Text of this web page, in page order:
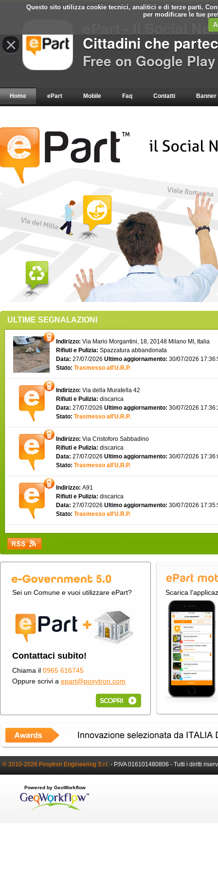
Questo sito utilizza cookie tecnici, analitici e di terze parti.
per modificare le tue
Home ePart Mobile Faq Contatti Banner
ULTIME SEGNALAZIONI
Indirizzo: Via Mario Morgantini, 18, 20148 Milano MI, Italia
Rifiuti e Pulizia: Spazzatura abbandonata
Data: 27/07/2026 Ultimo aggiornamento: 30/07/2026
Stato: Trasmesso all'U.R.P.
Indirizzo: Via della Muratella 42
Rifiuti e Pulizia: discarica
Data: 27/07/2026 Ultimo aggiornamento: 30/07/2026
Stato: Trasmesso all'U.R.P.
Indirizzo: Via Cristoforo Sabbadino
Rifiuti e Pulizia: discarica
Data: 27/07/2026 Ultimo aggiornamento: 30/07/2026
Stato: Trasmesso all'U.R.P.
Indirizzo: A91
Rifiuti e Pulizia: discarica
Data: 27/07/2026 Ultimo aggiornamento: 30/07/2026
Stato: Trasmesso all'U.R.P.
Sei un Comune e vuoi utilizzare ePart?
Contattaci subito!
Chiama il 0965 616745
Oppure scrivi a epart@posytron.com
Scarica
© 2010-2026 Posytron Engineering S.r.l. - P.IVA 016101480806 - Tutti i diritti
Powered by GeoWorkflow
×
ePart - Il Social
Cittadini che
Free on Google Play